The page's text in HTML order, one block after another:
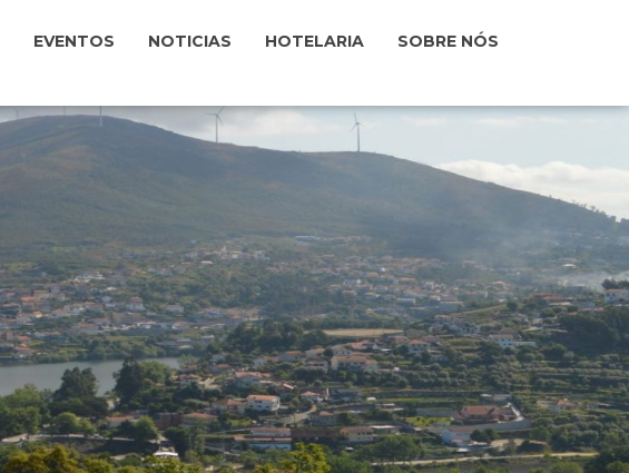
EVENTOS NOTICIAS HOTELARIA SOBRE NÓS